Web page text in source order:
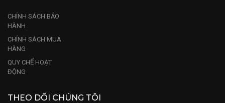
CHÍNH SÁCH BẢO
HÀNH
CHÍNH SÁCH MUA
HÀNG
QUY CHẾ HOẠT
ĐỘNG
THEO DÕI CHÚNG TÔI